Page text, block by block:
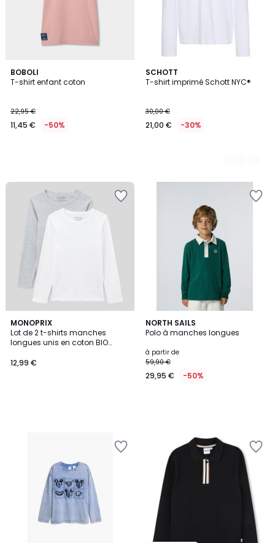
BOBOLI
T-shirt enfant coton
22,95 €
11,45 € -50%
SCHOTT
T-shirt imprimé Schott NYC®
30,00 €
21,00 € -30%
4
Couleurs
MONOPRIX
Lot de 2 t-shirts manches
longues unis en coton BIO
12,99 €
NORTH SAILS
Polo à manches longues
à partir de
59,90 €
29,95 € -50%